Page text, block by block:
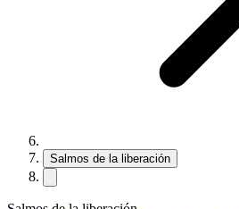
Salmos de la liberación